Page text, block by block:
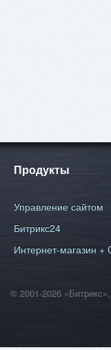
Продукты
Управление сайтом
Битрикс24
Интернет-магазин +
© 2001-2026